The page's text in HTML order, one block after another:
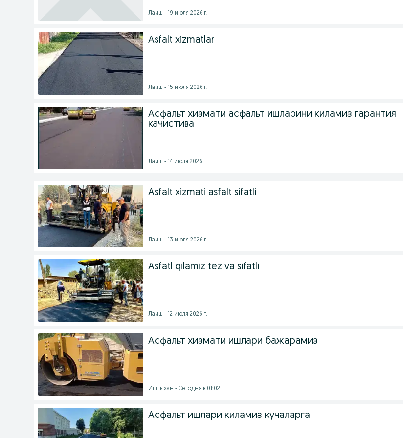
Лаиш - 19 июля 2026 г.
Asfalt xizmatlar
Лаиш - 15 июля 2026 г.
Асфальт хизмати асфальт ишларини киламиз гарантия
качистива
Лаиш - 14 июля 2026 г.
Asfalt xizmati asfalt sifatli
Лаиш - 13 июля 2026 г.
Asfatl qilamiz tez va sifatli
Лаиш - 12 июля 2026 г.
Асфальт хизмати ишлари бажарамиз
Иштыхан - Сегодня в 01:02
Асфальт ишлари киламиз кучаларга